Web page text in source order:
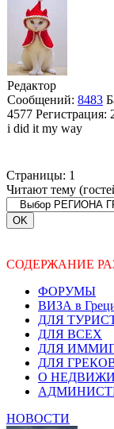
Редактор
Сообщений: 8483
4577 Регистрация:
i did it my way
Страницы: 1
Читают тему
СОДЕРЖАНИЕ
ФОРУМЫ
ВИЗА в
ДЛЯ
ДЛЯ ВСЕХ
ДЛЯ
ДЛЯ
О
НОВОСТИ